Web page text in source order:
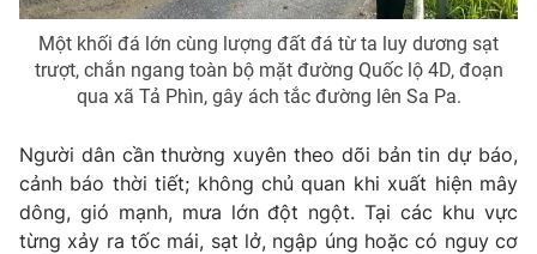
Một khối đá lớn cùng lượng đất đá từ ta luy dương sạt
trượt, chắn ngang toàn bộ mặt đường Quốc lộ 4D, đoạn
qua xã Tả Phìn, gây ách tắc đường lên Sa Pa.
Người dân cần thường xuyên theo dõi bản tin dự báo,
cảnh báo thời tiết; không chủ quan khi xuất hiện mây
dông, gió mạnh, mưa lớn đột ngột. Tại các khu vực
từng xảy ra tốc mái, sạt lở, ngập úng hoặc có nguy cơ